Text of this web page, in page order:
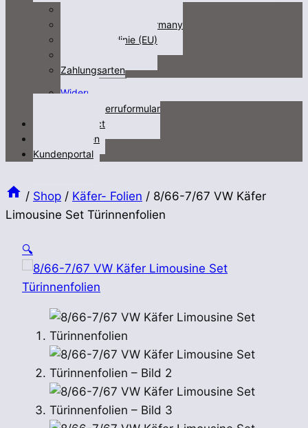
Fracht/freight not Germany
Cookie-Richtlinie (EU)
Zahlungsarten
Widerruf
Widerruformular
Kontakt/contact
Videos/Medien
Kundenportal
/ Shop / Käfer- Folien / 8/66-7/67 VW Käfer
Limousine Set Türinnenfolien
🔍